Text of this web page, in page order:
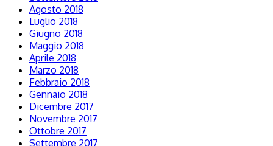
Agosto 2018
Luglio 2018
Giugno 2018
Maggio 2018
Aprile 2018
Marzo 2018
Febbraio 2018
Gennaio 2018
Dicembre 2017
Novembre 2017
Ottobre 2017
Settembre 2017